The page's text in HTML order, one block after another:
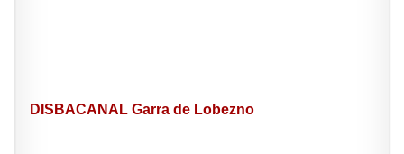
DISBACANAL Garra de Lobezno